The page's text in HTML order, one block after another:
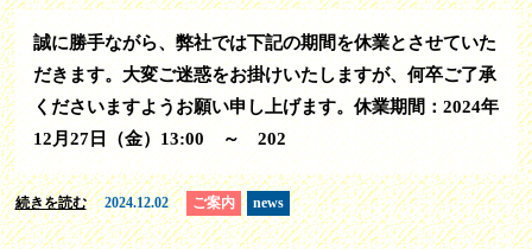
誠に勝手ながら、弊社では下記の期間を休業とさせていた
だきます。大変ご迷惑をお掛けいたしますが、何卒ご了承
くださいますようお願い申し上げます。休業期間：2024年
12月27日（金）13:00 ～ 202
続きを読む 2024.12.02 ご案内 news